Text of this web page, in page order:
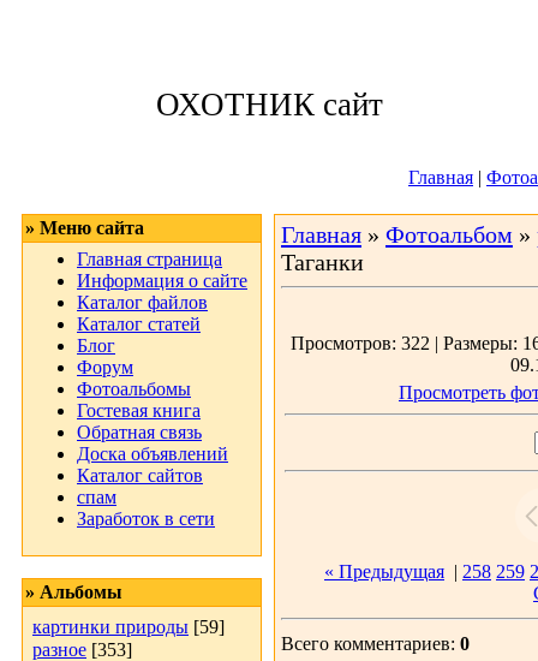
ОХОТНИК сайт
Главная |
» Меню сайта
Главная страница
Информация о сайте
Каталог файлов
Каталог статей
Блог
Форум
Фотоальбомы
Гостевая книга
Обратная связь
Доска объявлений
Каталог сайтов
спам
Заработок в сети
» Альбомы
картинки природы [59]
разное [353]
Главная » Фотоальбом »
Таганки
Просмотров: 322 | Размеры:
Просмотреть
« Предыдущая | 258 259
Всего комментариев: 0